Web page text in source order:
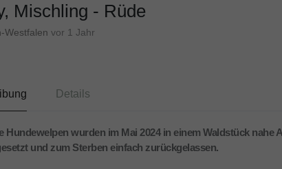
Mischling - Rüde
Westfalen vor 1 Jahr
Details
Hundewelpen wurden im Mai 2024 in einem Waldstück nahe
und zum Sterben einfach zurückgelassen.